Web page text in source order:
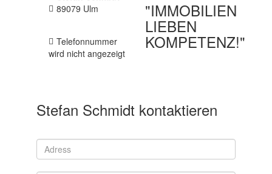
89079 Ulm
Telefonnummer
wird nicht angezeigt
"IMMOBILIEN
LIEBEN
KOMPETENZ!"
Stefan Schmidt kontaktieren